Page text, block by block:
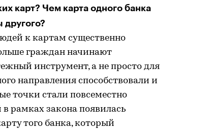
карт? Чем карта одного банка
к картам существенно
граждан начинают
инструмент, а не просто для
направления способствовали и
точки стали повсеместно
рамках закона появилась
того банка, который